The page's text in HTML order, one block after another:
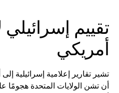
تقييم
أمريكي
تشير تقارير إعلامية إسرائيلية
أن تشن الولايات المتحدة هجومًا